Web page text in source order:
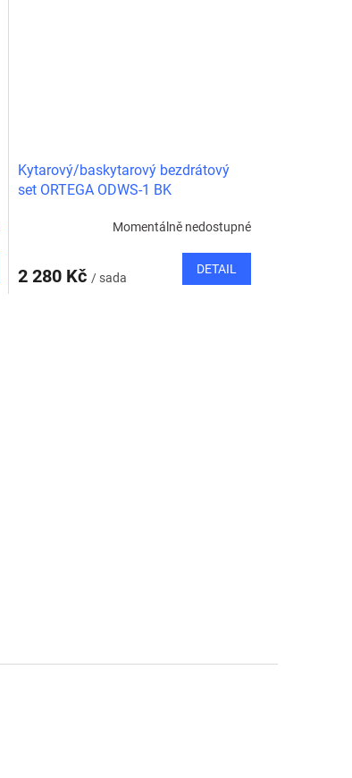
Kytarový/baskytarový bezdrátový
set ORTEGA ODWS-1 BK
Momentálně nedostupné
2 280 Kč / sada
DETAIL